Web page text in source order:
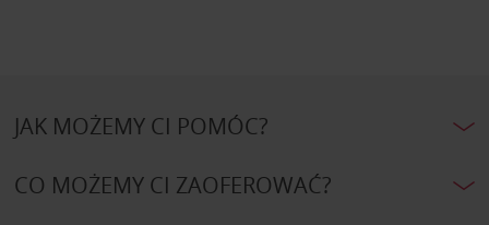
JAK MOŻEMY CI POMÓC?
CO MOŻEMY CI ZAOFEROWAĆ?